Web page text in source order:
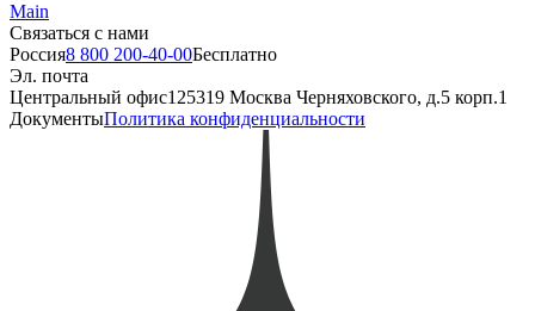
Main
Связаться с нами
Россия8 800 200-40-00Бесплатно
Эл. почта
Центральный офис125319 Москва Черняховского, д.5 корп.1
ДокументыПолитика конфиденциальности